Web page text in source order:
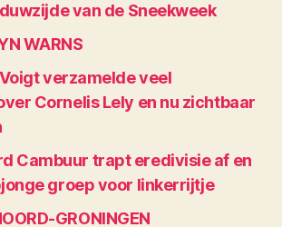
van de Sneekweek
WARNS
verzamelde veel
Cornelis Lely en nu zichtbaar
Cambuur trapt eredivisie af en
groep voor linkerrijtje
GRONINGEN